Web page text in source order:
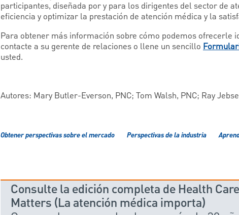
participantes, diseñada por y para los dirigentes del sector de
eficiencia y optimizar la prestación de atención médica y la
Para obtener más información sobre cómo podemos ofrecerle
contacte a su gerente de relaciones o llene un sencillo
usted.
Autores: Mary Butler-Everson, PNC; Tom Walsh, PNC; Ray
Obtener perspectivas sobre el mercado Perspectivas de la industria
Consulte la edición completa de Health Care
Matters (La atención médica importa)